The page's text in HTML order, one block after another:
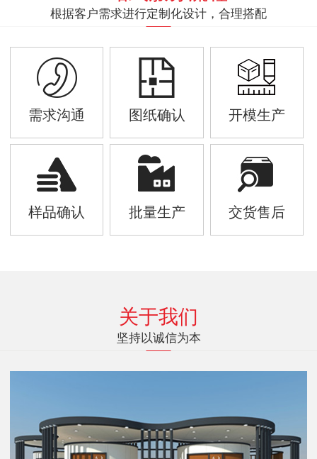
根据客户需求进行定制化设计，合理搭配
需求沟通 图纸确认 开模生产
样品确认 批量生产 交货售后
关于我们
坚持以诚信为本